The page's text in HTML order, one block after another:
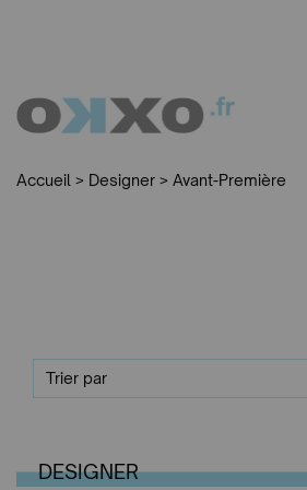
Accueil > Designer > Avant-Première
Trier par
DESIGNER